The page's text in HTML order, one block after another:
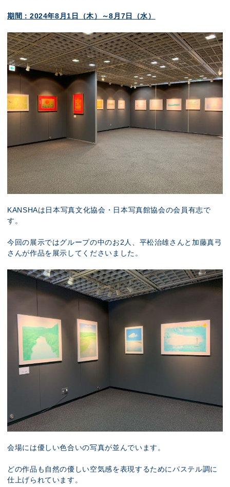
期間：2024年8月1日（木）～8月7日（水）
KANSHAは日本写真文化協会・日本写真館協会の会員有志で
す。
今回の展示ではグループの中のお2人、平松治雄さんと加藤真弓
さんが作品を展示してくださいました。
会場には優しい色合いの写真が並んでいます。
どの作品も自然の優しい空気感を表現するためにパステル調に
仕上げられています。